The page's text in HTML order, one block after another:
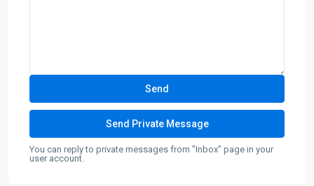
You can reply to private messages from "Inbox" page in your
user account.